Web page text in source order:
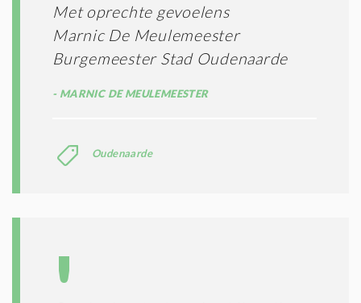
Met oprechte gevoelens
Marnic De Meulemeester
Burgemeester Stad Oudenaarde
MARNIC DE MEULEMEESTER
Oudenaarde